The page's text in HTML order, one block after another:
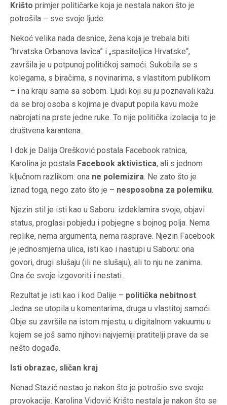
Krišto primjer političarke koja je nestala nakon što je
potrošila – sve svoje ljude.
Nekoć velika nada desnice, žena koja je trebala biti
“hrvatska Orbanova lavica” i „spasiteljica Hrvatske“,
završila je u potpunoj političkoj samoći. Sukobila se s
kolegama, s biračima, s novinarima, s vlastitom publikom
– i na kraju sama sa sobom. Ljudi koji su ju poznavali kažu
da se broj osoba s kojima je dvaput popila kavu može
nabrojati na prste jedne ruke. To nije politička izolacija to je
društvena karantena.
I dok je Dalija Orešković postala Facebook ratnica,
Karolina je postala Facebook aktivistica, ali s jednom
ključnom razlikom: ona ne polemizira. Ne zato što je
iznad toga, nego zato što je – nesposobna za polemiku.
Njezin stil je isti kao u Saboru: izdeklamira svoje, objavi
status, proglasi pobjedu i pobjegne s bojnog polja. Nema
replike, nema argumenta, nema rasprave. Njezin Facebook
je jednosmjerna ulica, isti kao i nastupi u Saboru: ona
govori, drugi slušaju (ili ne slušaju), ali to nju ne zanima.
Ona će svoje izgovoriti i nestati.
Rezultat je isti kao i kod Dalije – politička nebitnost.
Jedna se utopila u komentarima, druga u vlastitoj samoći.
Obje su završile na istom mjestu, u digitalnom vakuumu u
kojem se još samo njihovi najvjerniji pratitelji prave da se
nešto događa.
Isti obrazac, sličan kraj
Nenad Stazić nestao je nakon što je potrošio sve svoje
provokacije. Karolina Vidović Krišto nestala je nakon što se